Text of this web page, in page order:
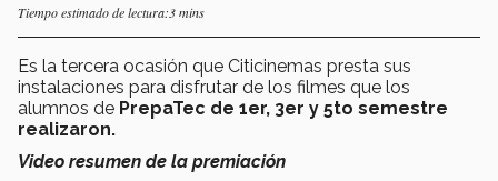
Tiempo estimado de lectura:3 mins
Es la tercera ocasión que Citicinemas presta sus
instalaciones para disfrutar de los filmes que los
alumnos de PrepaTec de 1er, 3er y 5to semestre
realizaron.
Video resumen de la premiación